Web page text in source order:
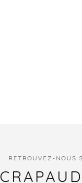
RETROUVEZ-NOUS